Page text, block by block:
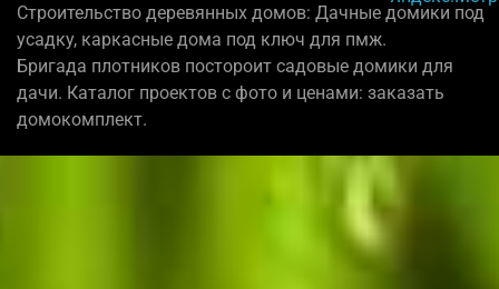
Строительство деревянных домов: Дачные домики под
усадку, каркасные дома под ключ для пмж.
Бригада плотников постороит садовые домики для
дачи. Каталог проектов с фото и ценами: заказать
домокомплект.